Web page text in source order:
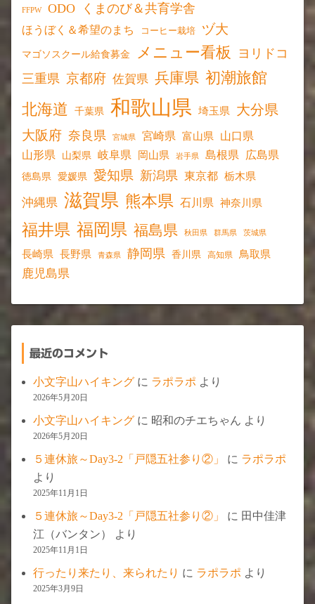
FFPW ODO くまのび＆共育学舎
ほうぼく＆希望のまち コーヒー栽培 ヅ大
マゴソスクール給食募金 メニュー看板
ヨリドコ
三重県 京都府 佐賀県 兵庫県 初潮旅館
北海道
千葉県 和歌山県 埼玉県 大分県
大阪府 奈良県 宮城県 宮崎県 富山県 山口県
山形県 山梨県 岐阜県 岡山県 岩手県 島根県 広島県
徳島県 愛媛県 愛知県 新潟県 東京都 栃木県
沖縄県 滋賀県 熊本県 石川県 神奈川県
福井県 福岡県 福島県 秋田県 群馬県 茨城県
長崎県 長野県 青森県 静岡県 香川県 高知県 鳥取県
鹿児島県
最近のコメント
小文字山ハイキング に ラポラポ より
2026年5月20日
小文字山ハイキング に 昭和のチエちゃん より
2026年5月20日
５連休旅～Day3-2「戸隠五社参り②」 に ラポラポ
より
2025年11月1日
５連休旅～Day3-2「戸隠五社参り②」 に 田中佳津
江（バンタン）
より
2025年11月1日
行ったり来たり、来られたり に ラポラポ より
2025年3月9日